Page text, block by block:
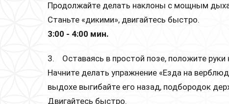
Продолжайте делать наклоны с мощным
Станьте «дикими», двигайтесь быстро.
3:00 - 4:00 мин.
3. Оставаясь в простой позе, положите руки
Начните делать упражнение «Езда на
выдохе выгибайте его назад, подбородок
Двигайтесь быстро.